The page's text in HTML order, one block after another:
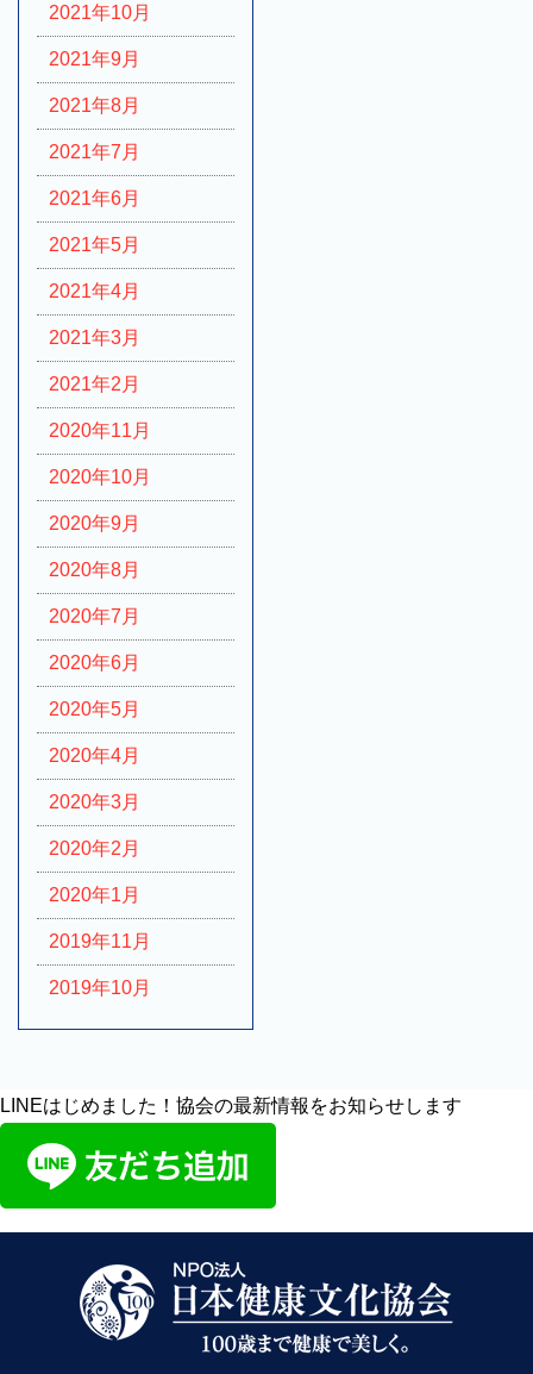
2021年10月
2021年9月
2021年8月
2021年7月
2021年6月
2021年5月
2021年4月
2021年3月
2021年2月
2020年11月
2020年10月
2020年9月
2020年8月
2020年7月
2020年6月
2020年5月
2020年4月
2020年3月
2020年2月
2020年1月
2019年11月
2019年10月
LINEはじめました！協会の最新情報をお知らせします